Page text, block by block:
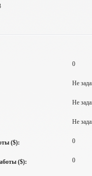
0
Не
Не
Не
($): 0
($): 0